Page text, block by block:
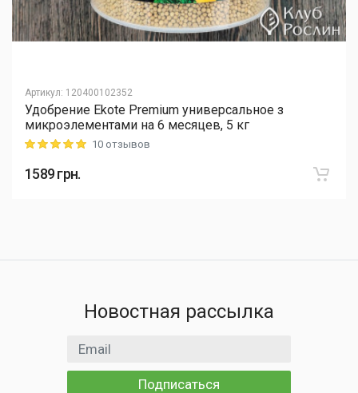
Артикул: 120400102352
Удобрение Ekote Premium универсальное з
микроэлементами на 6 месяцев, 5 кг
Rating: 5 out of 510 отзывов
1589грн.
Новостная рассылка
Email адрес
Подписаться